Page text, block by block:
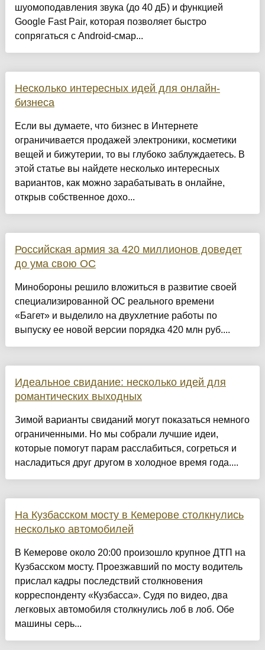
шуомоподавления звука (до 40 дБ) и функцией
Google Fast Pair, которая позволяет быстро
сопрягаться c Android-смар...
Несколько интересных идей для онлайн-
бизнеса
Если вы думаете, что бизнес в Интернете
ограничивается продажей электроники, косметики
вещей и бижутерии, то вы глубоко заблуждаетесь. В
этой статье вы найдете несколько интересных
вариантов, как можно зарабатывать в онлайне,
открыв собственное дохо...
Российская армия за 420 миллионов доведет
до ума свою ОС
Минобороны решило вложиться в развитие своей
специализированной ОС реального времени
«Багет» и выделило на двухлетние работы по
выпуску ее новой версии порядка 420 млн руб....
Идеальное свидание: несколько идей для
романтических выходных
Зимой варианты свиданий могут показаться немного
ограниченными. Но мы собрали лучшие идеи,
которые помогут парам расслабиться, согреться и
насладиться друг другом в холодное время года....
На Кузбасском мосту в Кемерове столкнулись
несколько автомобилей
В Кемерове около 20:00 произошло крупное ДТП на
Кузбасском мосту. Проезжавший по мосту водитель
прислал кадры последствий столкновения
корреспонденту «Кузбасса». Судя по видео, два
легковых автомобиля столкнулись лоб в лоб. Обе
машины серь...